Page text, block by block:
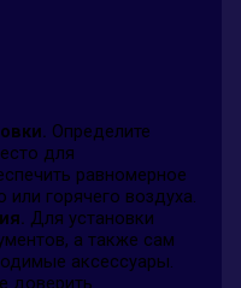
Определите
для
равномерное
горячего воздуха.
Для установки
а также сам
аксессуары.
доверить